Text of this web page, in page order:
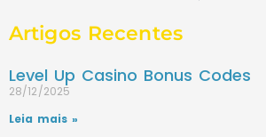
Artigos Recentes
Level Up Casino Bonus Codes
28/12/2025
Leia mais »